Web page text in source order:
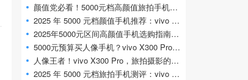
颜值党必看！5000元档高颜值旅拍手机推荐
2025 年 5000 元档颜值手机推荐：vivo X300 Pr
2025年5000元区间高颜值手机选购指南，viv
5000元预算买人像手机？vivo X300 Pro实测对比
人像王者！vivo X300 Pro，旅拍摄影的终极选
2025 年 5000 元档旅拍手机测评：vivo X300 Pr